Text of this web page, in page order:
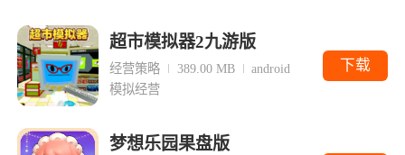
超市模拟器2九游版
经营策略 389.00 MB
android
模拟经营
下载
梦想乐园果盘版